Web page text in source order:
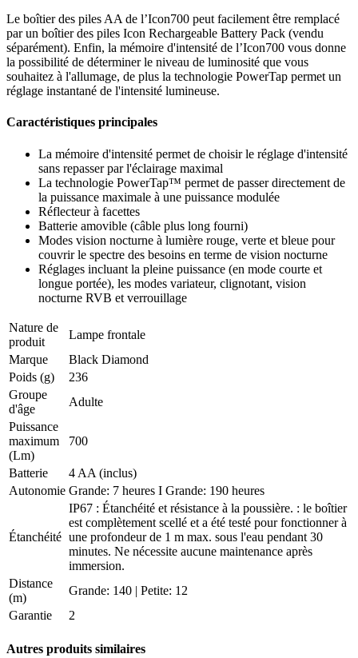
Le boîtier des piles AA de l’Icon700 peut facilement être remplacé
par un boîtier des piles Icon Rechargeable Battery Pack (vendu
séparément). Enfin, la mémoire d'intensité de l’Icon700 vous donne
la possibilité de déterminer le niveau de luminosité que vous
souhaitez à l'allumage, de plus la technologie PowerTap permet un
réglage instantané de l'intensité lumineuse.
Caractéristiques principales
La mémoire d'intensité permet de choisir le réglage d'intensité
sans repasser par l'éclairage maximal
La technologie PowerTap™ permet de passer directement de
la puissance maximale à une puissance modulée
Réflecteur à facettes
Batterie amovible (câble plus long fourni)
Modes vision nocturne à lumière rouge, verte et bleue pour
couvrir le spectre des besoins en terme de vision nocturne
Réglages incluant la pleine puissance (en mode courte et
longue portée), les modes variateur, clignotant, vision
nocturne RVB et verrouillage
Nature de
produit
Lampe frontale
Marque
Black Diamond
Poids (g)
236
Groupe
d'âge
Adulte
Puissance
maximum
(Lm)
700
Batterie
4 AA (inclus)
Autonomie Grande: 7 heures I Grande: 190 heures
Étanchéité
IP67 : Étanchéité et résistance à la poussière. : le boîtier
est complètement scellé et a été testé pour fonctionner à
une profondeur de 1 m max. sous l'eau pendant 30
minutes. Ne nécessite aucune maintenance après
immersion.
Distance
(m)
Grande: 140 | Petite: 12
Garantie
2
Autres produits similaires